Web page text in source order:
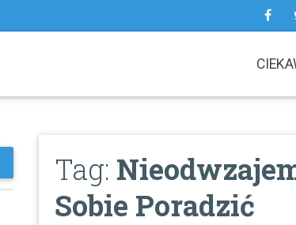
Tag:
Sobie Poradzić